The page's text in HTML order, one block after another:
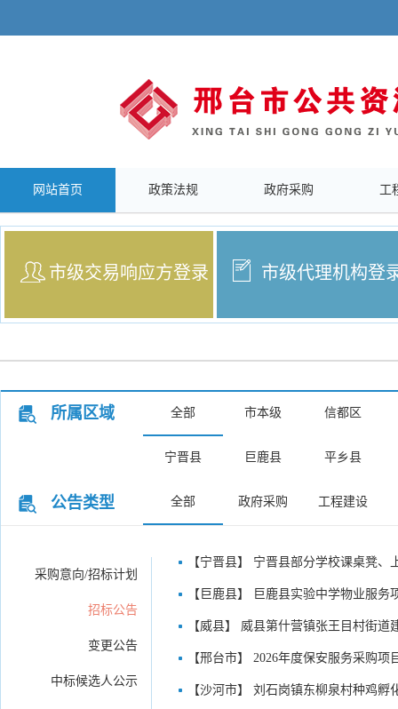
网站首页 政策法规 政府采购 工
市级交易响应方登录 市级代理机构登
所属区域
公告类型
全部 市本级 信都区
宁晋县 巨鹿县 平乡县
全部 政府采购 工程建设
采购意向/招标计划
招标公告
变更公告
中标候选人公示
【宁晋县】 宁晋县部分学校课桌凳
【巨鹿县】 巨鹿县实验中学物业服务
【威县】 威县第什营镇张王目村街道
【邢台市】 2026年度保安服务采购项
【沙河市】 刘石岗镇东柳泉村种鸡